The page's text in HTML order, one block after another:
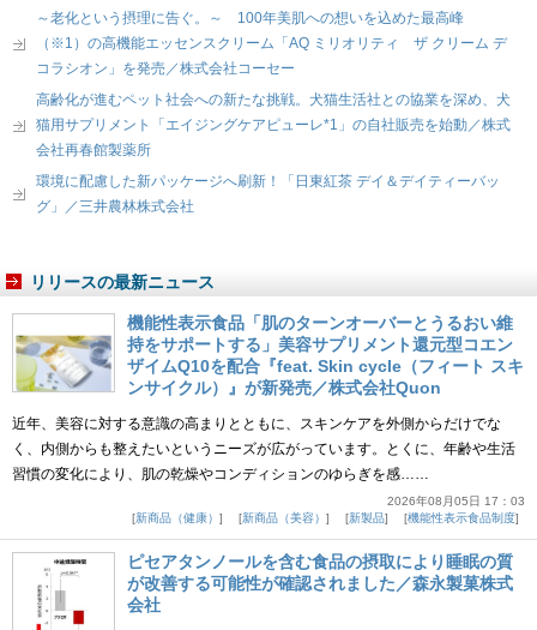
～老化という摂理に告ぐ。～ 100年美肌への想いを込めた最高峰
（※1）の高機能エッセンスクリーム「AQ ミリオリティ ザ クリーム デ
コラシオン」を発売／株式会社コーセー
高齢化が進むペット社会への新たな挑戦。犬猫生活社との協業を深め、犬
猫用サプリメント「エイジングケアピューレ*1」の自社販売を始動／株式
会社再春館製薬所
環境に配慮した新パッケージへ刷新！「日東紅茶 デイ＆デイティーバッ
グ」／三井農林株式会社
リリースの最新ニュース
機能性表示食品「肌のターンオーバーとうるおい維
持をサポートする」美容サプリメント還元型コエン
ザイムQ10を配合『feat. Skin cycle（フィート スキ
ンサイクル）』が新発売／株式会社Quon
近年、美容に対する意識の高まりとともに、スキンケアを外側からだけでな
く、内側からも整えたいというニーズが広がっています。とくに、年齢や生活
習慣の変化により、肌の乾燥やコンディションのゆらぎを感……
2026年08月05日 17：03
新商品（健康）
新商品（美容） 新製品 機能性表示食品制度
ピセアタンノールを含む食品の摂取により睡眠の質
が改善する可能性が確認されました／森永製菓株式
会社